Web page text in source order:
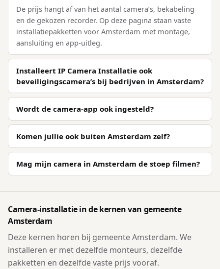
De prijs hangt af van het aantal camera’s, bekabeling
en de gekozen recorder. Op deze pagina staan vaste
installatiepakketten voor Amsterdam met montage,
aansluiting en app-uitleg.
Installeert IP Camera Installatie ook
beveiligingscamera’s bij bedrijven in Amsterdam?
Wordt de camera-app ook ingesteld?
Komen jullie ook buiten Amsterdam zelf?
Mag mijn camera in Amsterdam de stoep filmen?
Camera-installatie in de kernen van gemeente
Amsterdam
Deze kernen horen bij gemeente Amsterdam. We
installeren er met dezelfde monteurs, dezelfde
pakketten en dezelfde vaste prijs vooraf.